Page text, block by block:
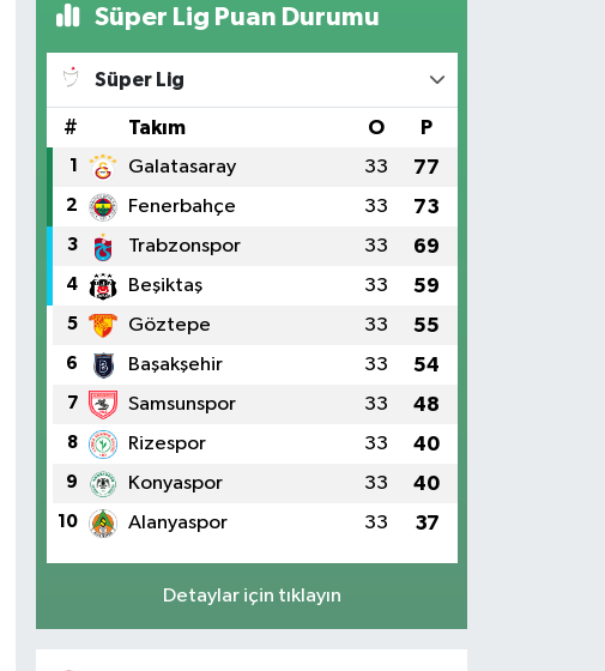
Süper Lig Puan Durumu
Süper Lig
# Takım O P
1 Galatasaray 33 77
2 Fenerbahçe 33 73
3 Trabzonspor 33 69
4 Beşiktaş 33 59
5 Göztepe 33 55
6 Başakşehir 33 54
7 Samsunspor 33 48
8 Rizespor 33 40
9 Konyaspor 33 40
10 Alanyaspor 33 37
Detaylar için tıklayın